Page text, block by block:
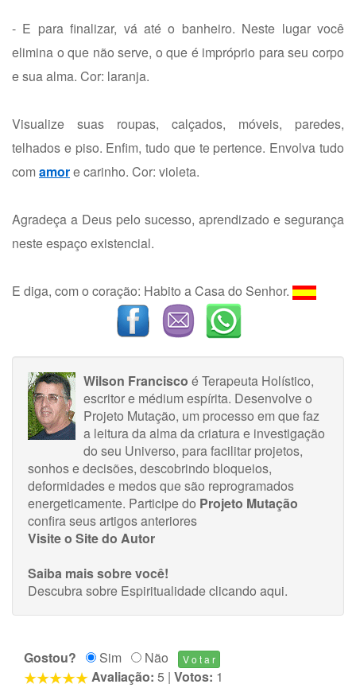
- E para finalizar, vá até o banheiro. Neste lugar você
elimina o que não serve, o que é impróprio para seu corpo
e sua alma. Cor: laranja.
Visualize suas roupas, calçados, móveis, paredes,
telhados e piso. Enfim, tudo que te pertence. Envolva tudo
comamore carinho. Cor: violeta.
Agradeça a Deus pelo sucesso, aprendizado e segurança
neste espaço existencial.
E diga, com o coração: Habito a Casa do Senhor.
Wilson Francisco é Terapeuta Holístico,
escritor e médium espírita. Desenvolve o
Projeto Mutação, um processo em que faz
a leitura da alma da criatura e investigação
do seu Universo, para facilitar projetos,
sonhos e decisões, descobrindo bloqueios,
deformidades e medos que são reprogramados
energeticamente. Participe do Projeto Mutação
confira seusartigos anteriores
Visite o Site do Autor
Saiba mais sobre você!
Descubra sobre Espiritualidadeclicando aqui.
Gostou? Sim
Não
Avaliação: 5 | Votos: 1